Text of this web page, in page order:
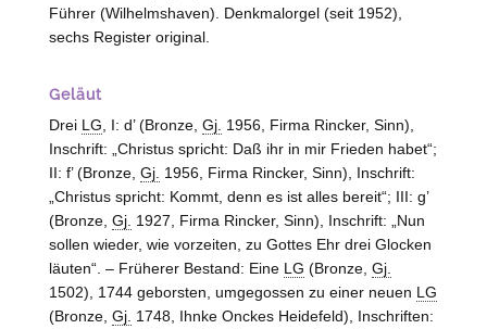
Führer (Wilhelmshaven). Denkmalorgel (seit 1952),
sechs Register original.
Geläut
Drei LG , I: d’ (Bronze, Gj. 1956, Firma Rincker, Sinn),
Inschrift: „Christus spricht: Daß ihr in mir Frieden habet“;
II: f’ (Bronze, Gj. 1956, Firma Rincker, Sinn), Inschrift:
„Christus spricht: Kommt, denn es ist alles bereit“; III: g’
(Bronze, Gj. 1927, Firma Rincker, Sinn), Inschrift: „Nun
sollen wieder, wie vorzeiten, zu Gottes Ehr drei Glocken
läuten“. – Früherer Bestand: Eine LG (Bronze, Gj.
1502), 1744 geborsten, umgegossen zu einer neuen LG
(Bronze, Gj. 1748, Ihnke Onckes Heidefeld), Inschriften: